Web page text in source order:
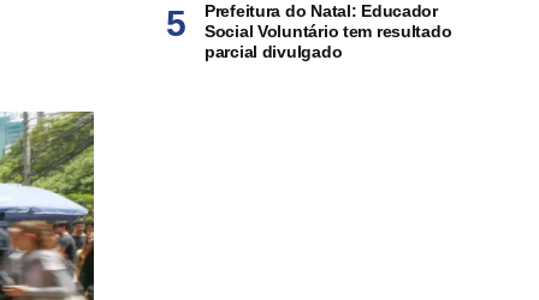
Prefeitura do Natal: Educador
Social Voluntário tem resultado
parcial divulgado